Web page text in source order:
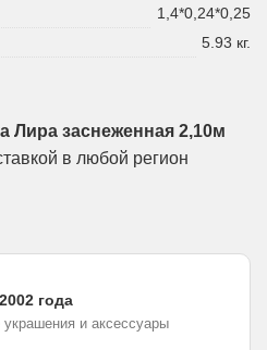
1,4*0,24*0,25
5.93 кг.
Лира заснеженная 2,10м
в любой регион
года
украшения и аксессуары